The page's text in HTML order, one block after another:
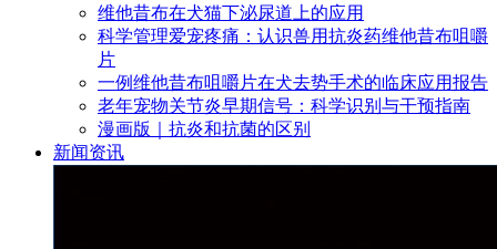
维他昔布在犬猫下泌尿道上的应用
科学管理爱宠疼痛：认识兽用抗炎药维他昔布咀嚼
片
一例维他昔布咀嚼片在犬去势手术的临床应用报告
老年宠物关节炎早期信号：科学识别与干预指南
漫画版｜抗炎和抗菌的区别
新闻资讯